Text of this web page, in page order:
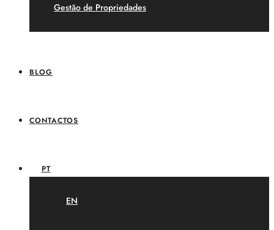
Gestão de Propriedades
BLOG
CONTACTOS
PT
EN